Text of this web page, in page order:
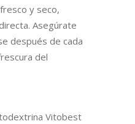
y seco,
Asegúrate
después de cada
del
Vitobest